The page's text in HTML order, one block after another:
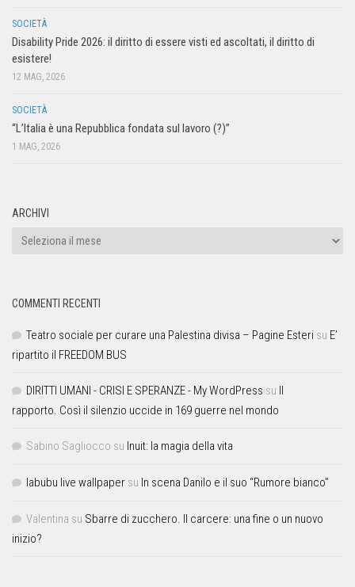
SOCIETÀ
Disability Pride 2026: il diritto di essere visti ed ascoltati, il diritto di
esistere!
12 MAG, 2026
SOCIETÀ
“L’Italia è una Repubblica fondata sul lavoro (?)”
1 MAG, 2026
ARCHIVI
COMMENTI RECENTI
Teatro sociale per curare una Palestina divisa – Pagine Esteri su E’
ripartito il FREEDOM BUS
DIRITTI UMANI - CRISI E SPERANZE - My WordPress su Il
rapporto. Così il silenzio uccide in 169 guerre nel mondo
Sabino Sagliocco su Inuit: la magia della vita
labubu live wallpaper su In scena Danilo e il suo “Rumore bianco”
Valentina su Sbarre di zucchero. Il carcere: una fine o un nuovo
inizio?